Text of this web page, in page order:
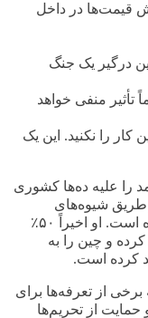
قیمت‌ها در داخل
درگیر یک جنگ
تأثیر منفی خواهد
را نکنید. این یک
را علیه ده‌ها کشوری
طریق شیوه‌های
است. او اخیراً
۵۰٪
کرده و چین را به
کرده است.
از تعرفه‌ها برای
از تحریم‌ها